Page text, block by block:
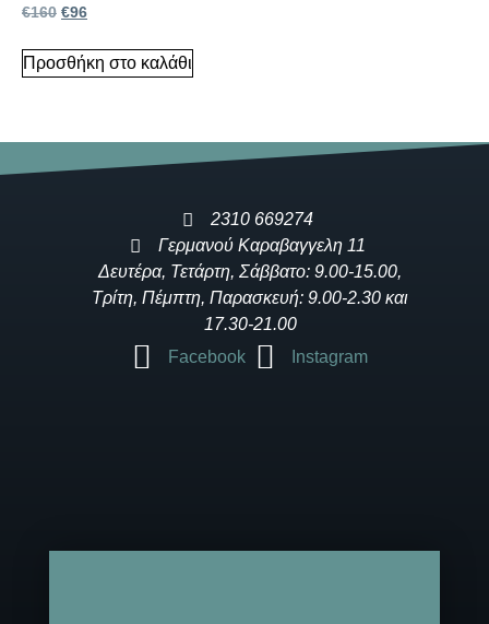
€160 €96
Προσθήκη στο καλάθι
2310 669274
Γερμανού Καραβαγγελη 11
Δευτέρα, Τετάρτη, Σάββατο: 9.00-15.00,
Τρίτη, Πέμπτη, Παρασκευή: 9.00-2.30 και
17.30-21.00
Facebook
Instagram